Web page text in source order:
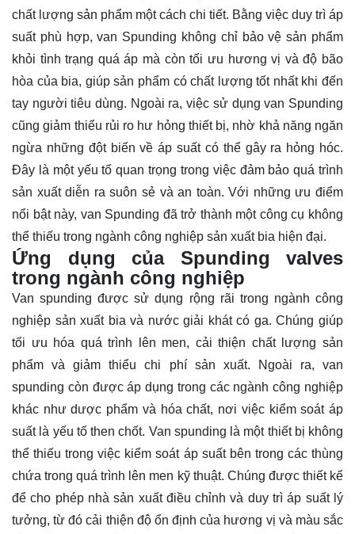
chất lượng sản phẩm một cách chi tiết. Bằng việc duy trì áp
suất phù hợp, van Spunding không chỉ bảo vệ sản phẩm
khỏi tình trạng quá áp mà còn tối ưu hương vị và độ bão
hòa của bia, giúp sản phẩm có chất lượng tốt nhất khi đến
tay người tiêu dùng. Ngoài ra, việc sử dụng van Spunding
cũng giảm thiểu rủi ro hư hỏng thiết bị, nhờ khả năng ngăn
ngừa những đột biến về áp suất có thể gây ra hỏng hóc.
Đây là một yếu tố quan trọng trong việc đảm bảo quá trình
sản xuất diễn ra suôn sẻ và an toàn. Với những ưu điểm
nổi bật này, van Spunding đã trở thành một công cụ không
thể thiếu trong ngành công nghiệp sản xuất bia hiện đại.
Ứng dụng của Spunding valves
trong ngành công nghiệp
Van spunding được sử dụng rộng rãi trong ngành công
nghiệp sản xuất bia và nước giải khát có ga. Chúng giúp
tối ưu hóa quá trình lên men, cải thiện chất lượng sản
phẩm và giảm thiểu chi phí sản xuất. Ngoài ra, van
spunding còn được áp dụng trong các ngành công nghiệp
khác như dược phẩm và hóa chất, nơi việc kiểm soát áp
suất là yếu tố then chốt. Van spunding là một thiết bị không
thể thiếu trong việc kiểm soát áp suất bên trong các thùng
chứa trong quá trình lên men kỹ thuật. Chúng được thiết kế
để cho phép nhà sản xuất điều chỉnh và duy trì áp suất lý
tưởng, từ đó cải thiện độ ổn định của hương vị và màu sắc